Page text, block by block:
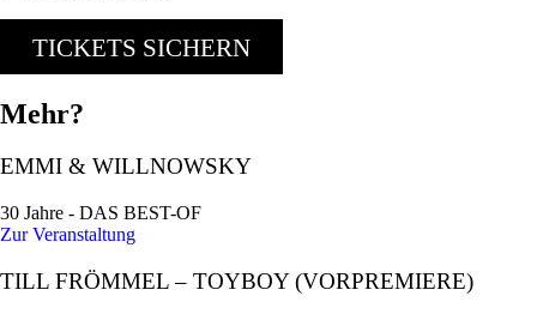
TICKETS SICHERN
Mehr?
EMMI & WILLNOWSKY
30 Jahre - DAS BEST-OF
Zur Veranstaltung
TILL FRÖMMEL – TOYBOY (VORPREMIERE)